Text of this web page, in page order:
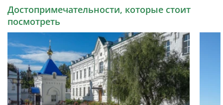
Достопримечательности, которые стоит
посмотреть